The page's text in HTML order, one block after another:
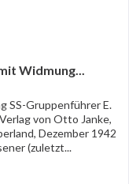
Widmung...
SS-Gruppenführer E.
von Otto Janke,
Dezember 1942
(zuletzt...